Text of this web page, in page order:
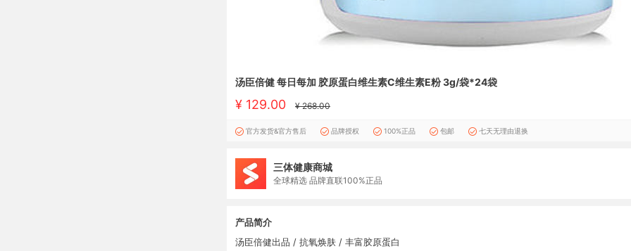
汤臣倍健 每日每加 胶原蛋白维生素C维生素E粉 3g/袋*24袋
¥ 129.00 ¥ 268.00
官方发货&官方售后 品牌授权 100%正品 包邮 七天无理由退换
三体健康商城
全球精选 品牌直联100%正品
产品简介
汤臣倍健出品 / 抗氧焕肤 / 丰富胶原蛋白